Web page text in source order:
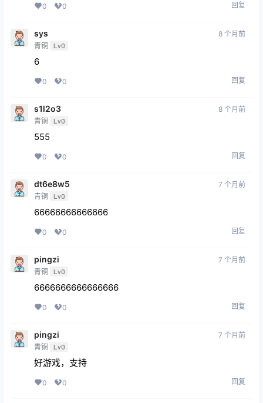
0 0 回复
sys
青铜 Lv0
8 个月前
6
0 0 回复
s1l2o3
青铜 Lv0
8 个月前
555
0 0 回复
dt6e8w5
青铜 Lv0
7 个月前
66666666666666
0 0 回复
pingzi
青铜 Lv0
7 个月前
6666666666666666
0 0 回复
pingzi
青铜 Lv0
7 个月前
好游戏，支持
0 0 回复